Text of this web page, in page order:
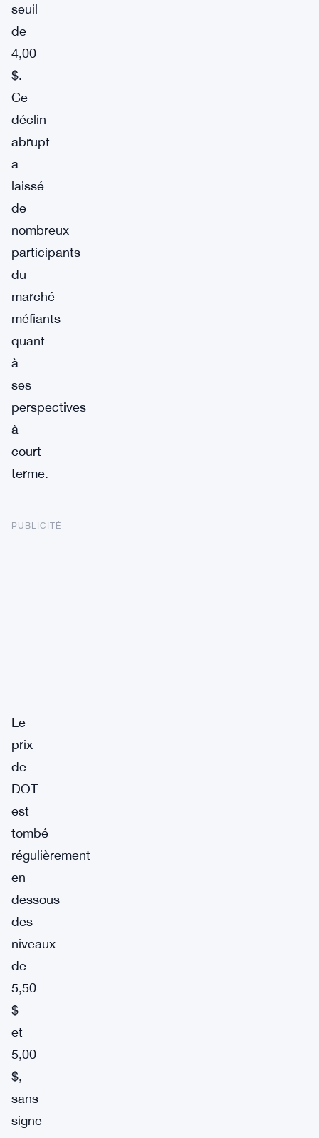
seuil
de
4,00
$.
Ce
déclin
abrupt
a
laissé
de
nombreux
participants
du
marché
méfiants
quant
à
ses
perspectives
à
court
terme.
PUBLICITÉ
Le
prix
de
DOT
est
tombé
régulièrement
en
dessous
des
niveaux
de
5,50
$
et
5,00
$,
sans
signe